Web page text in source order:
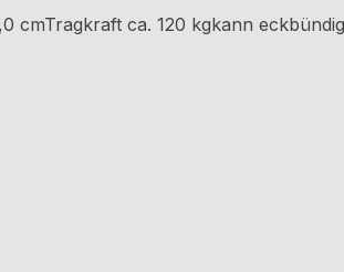
cmTragkraft ca. 120 kgkann